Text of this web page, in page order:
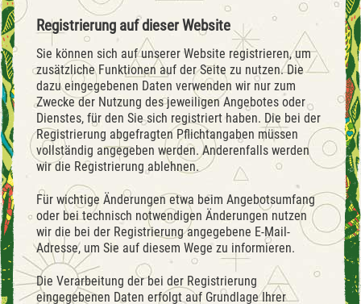
Registrierung auf dieser Website
Sie können sich auf unserer Website registrieren, um
zusätzliche Funktionen auf der Seite zu nutzen. Die
dazu eingegebenen Daten verwenden wir nur zum
Zwecke der Nutzung des jeweiligen Angebotes oder
Dienstes, für den Sie sich registriert haben. Die bei der
Registrierung abgefragten Pflichtangaben müssen
vollständig angegeben werden. Anderenfalls werden
wir die Registrierung ablehnen.
Für wichtige Änderungen etwa beim Angebotsumfang
oder bei technisch notwendigen Änderungen nutzen
wir die bei der Registrierung angegebene E-Mail-
Adresse, um Sie auf diesem Wege zu informieren.
Die Verarbeitung der bei der Registrierung
eingegebenen Daten erfolgt auf Grundlage Ihrer